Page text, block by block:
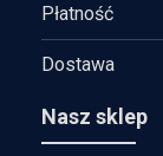
Płatność
Dostawa
Nasz sklep